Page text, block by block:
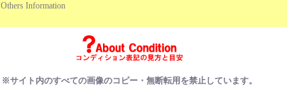
Others Information
※サイト内のすべての画像のコピー・無断転用を禁止しています。